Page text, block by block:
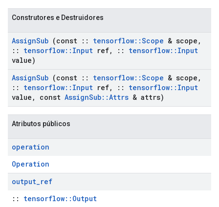
Construtores e Destruidores
AssignSub (const :: tensorflow::Scope & scope ,
::
tensorflow:: Input ref, :: tensorflow:: Input
value)
AssignSub (const :: tensorflow::Scope & scope ,
::
tensorflow:: Input ref, :: tensorflow:: Input
value , const AssignSub::Attrs & attrs)
Atributos públicos
operation
Operation
output_ref
:: tensorflow::Output